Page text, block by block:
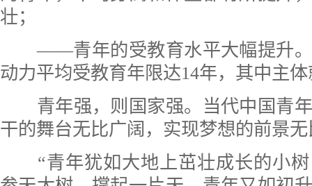
壮；
——青年的受教育水平大幅提升。
动力平均受教育年限达14年，其中主
青年强，则国家强。当代中国青年
干的舞台无比广阔，实现梦想的前景
“青年犹如大地上茁壮成长的小树